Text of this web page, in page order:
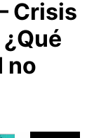
Crisis
no